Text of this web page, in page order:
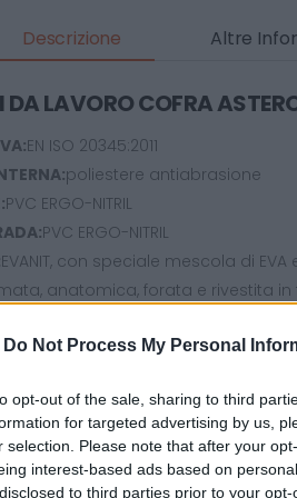
Do Not Process My Personal
opt-out of the sale, sharing to third
for targeted advertising by us,
selection. Please note that after your
interest-based ads based on
to third parties prior to your
Descrizione Altre
LAVORO COFRA
EN ISO 20345:2011
poliestere antiabrasione
PVC ERGO-NITRIL
PVC ERGO-NITRIL
EVANIT, con speciale mescola di
anatomica, forata e rivestita
acciaio resistente a 200 J
11 Mondopoint
gambale 10% - battistrada 12%,
- PLUS TECNICI:conforme al
busta in plastica